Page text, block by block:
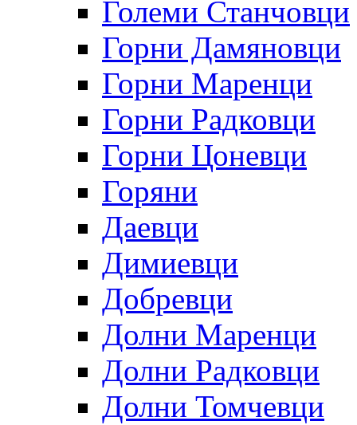
Големи Станчовци
Горни Дамяновци
Горни Маренци
Горни Радковци
Горни Цоневци
Горяни
Даевци
Димиевци
Добревци
Долни Маренци
Долни Радковци
Долни Томчевци